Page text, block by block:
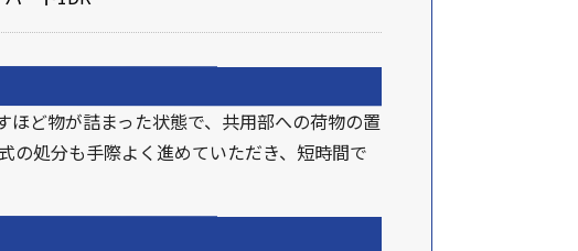
ど物が詰まった状態で、共用部への荷物の置
の処分も手際よく進めていただき、短時間で